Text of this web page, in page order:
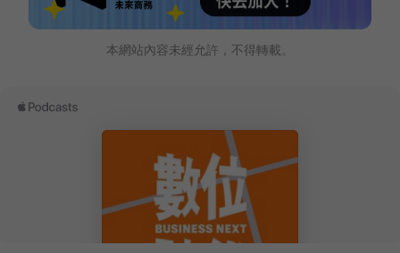
本網站內容未經允許，不得轉載。